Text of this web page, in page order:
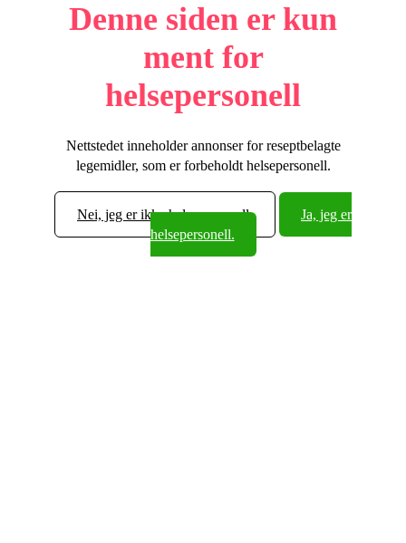
Denne siden er kun
ment for
helsepersonell
Nettstedet inneholder annonser for reseptbelagte
legemidler, som er forbeholdt helsepersonell.
Nei, jeg er ikke helsepersonell.
Ja, jeg er
helsepersonell.